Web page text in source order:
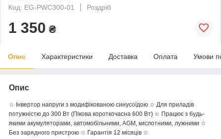
Код: EG-PWC300-01
Роздріб
1 350 ₴
Опис Характеристики Доставка Оплата Умови
Опис
☆ Інвертор напруги з модифікованою синусоїдою ☆ Для приладів
потужністю до 300 Вт (Пікова короткочасна 600 Вт) ☆ Працює з будь-
якими акумуляторами, автомобільними, AGM, кислотними, лужними ☆
Без зарядного пристрою ☆ Гарантія 12 місяців ☆